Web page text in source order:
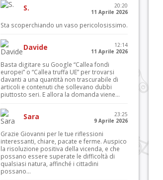
S.
20:20
11 Aprile 2026
Sta scoperchiando un vaso pericolosissimo.
Davide
12:14
11 Aprile 2026
Basta digitare su Google “Callea fondi
europei” o “Callea truffa UE” per trovarsi
davanti a una quantità non trascurabile di
articoli e contenuti che sollevano dubbi
piuttosto seri. E allora la domanda viene...
Sara
23:25
9 Aprile 2026
Grazie Giovanni per le tue riflessioni
interessanti, chiare, pacate e ferme. Auspico
la risoluzione positiva della vicenda, e che
possano essere superate le difficoltà di
qualsiasi natura, affinché i cittadini
possano...